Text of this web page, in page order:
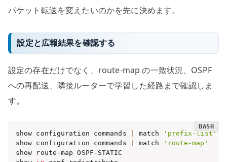
パケット転送を変えたいのかを先に決めます。
設定と広報結果を確認する
設定の存在だけでなく、route-map の一致状況、OSPF
への再配送、隣接ルーターで学習した経路まで確認しま
す。
show configuration commands match
'prefix-list'
show configuration commands
match
'route-map'
show route-map OSPF-STATIC